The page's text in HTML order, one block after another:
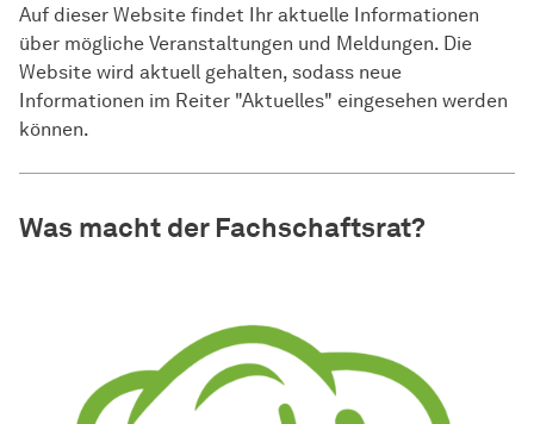
Auf dieser Website findet Ihr aktuelle Informationen
über mögliche Veranstaltungen und Meldungen. Die
Website wird aktuell gehalten, sodass neue
Informationen im Reiter "Aktuelles" eingesehen werden
können.
Was macht der Fachschaftsrat?